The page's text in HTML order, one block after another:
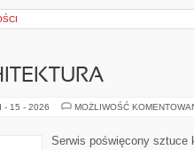
- 15 - 2026 MOŻLIWOŚĆ
Serwis poświęcony sztuce